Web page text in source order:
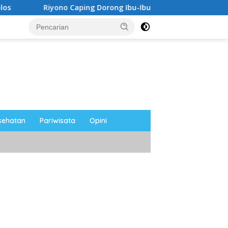
Caping Dorong Ibu-Ibu Magetan Kembangkan Olahan
Pariwisata Opini